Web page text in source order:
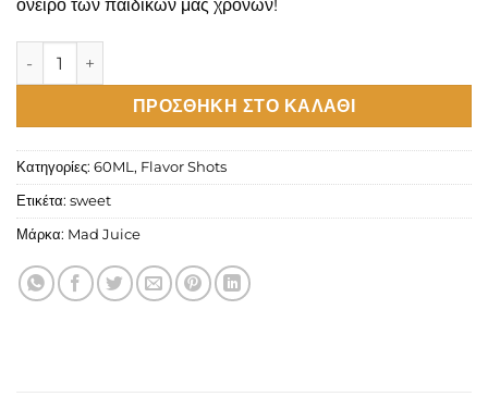
όνειρο των παιδικών μας χρόνων!
Mad Juice Colors Bubble Gum Flavour Shot 60ml ποσότητα
ΠΡΟΣΘΉΚΗ ΣΤΟ ΚΑΛΆΘΙ
Κατηγορίες: 60ML, Flavor Shots
Ετικέτα: sweet
Μάρκα: Mad Juice